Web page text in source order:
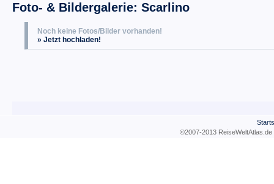
Foto- & Bildergalerie: Scarlino
Noch keine Fotos/Bilder vorhanden!
» Jetzt hochladen!
©2007-2013